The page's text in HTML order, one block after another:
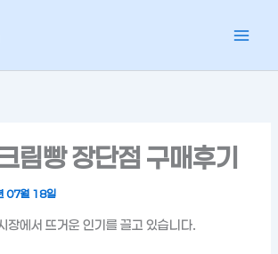
림빵 장단점 구매후기
07월 18일
장에서 뜨거운 인기를 끌고 있습니다.